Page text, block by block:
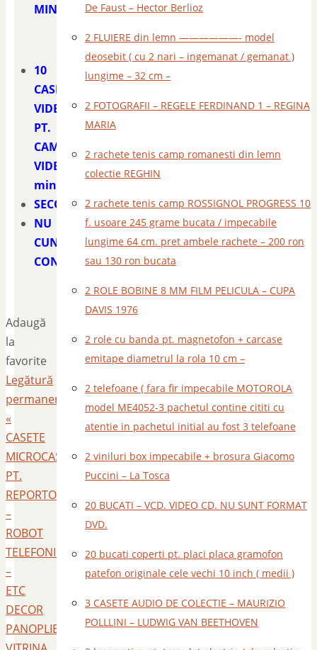
MIN
10
CASETE
VIDEO
PT.
CAMERE
VIDEO
miniDV
SECOND
NU
CUNOSC
CONTINUTUL
Adaugă
la
favorite
Legătură
permanentă
«
CASETE
MICROCASETE
PT.
REPORTOFON
–
ROBOT
TELEFONIC
–
ETC
DECOR
PANOPLIE
De Faust – Hector Berlioz
2 FLUIERE din lemn ——————- model
deosebit ( cu 2 nari – ingemanat / gemanat )
lungime – 32 cm –
2 FOTOGRAFII – REGELE FERDINAND 1 – REGINA
MARIA
2 rachete tenis camp romanesti din lemn
colectie REGHIN
2 rachete tenis camp ROSSIGNOL PROGRESS 10
f. usoare 245 grame bucata / impecabile
lungime 64 cm. pret ambele rachete – 200 ron
sau 130 ron bucata
2 ROLE BOBINE 8 MM FILM PELICULA – CUPA
DAVIS 1976
2 role cu banda pt. magnetofon + carcase
emitape diametrul la rola 10 cm –
2 telefoane ( fara fir impecabile MOTOROLA
model ME4052-3 pachetul contine cititi cu
atentie in pachetul initial au fost 3 telefoane
2 viniluri box impecabile + brosura Giacomo
Puccini – La Tosca
20 BUCATI – VCD. VIDEO CD. NU SUNT FORMAT
DVD.
20 bucati coperti pt. placi placa gramofon
patefon originale cele vechi 10 inch ( medii )
3 CASETE AUDIO DE COLECTIE – MAURIZIO
POLLLINI – LUDWIG VAN BEETHOVEN